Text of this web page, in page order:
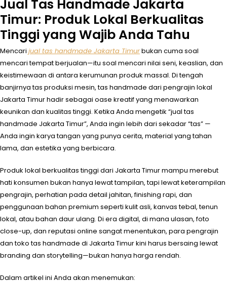
Jual Tas Handmade Jakarta
Timur: Produk Lokal Berkualitas
Tinggi yang Wajib Anda Tahu
Mencari jual tas handmade Jakarta Timurbukan cuma soal
mencari tempat berjualan—itu soal mencari nilai seni, keaslian, dan
keistimewaan di antara kerumunan produk massal. Di tengah
banjirnya tas produksi mesin, tas handmade dari pengrajin lokal
Jakarta Timur hadir sebagai oase kreatif yang menawarkan
keunikan dan kualitas tinggi. Ketika Anda mengetik “jual tas
handmade Jakarta Timur”, Anda ingin lebih dari sekadar “tas” —
Anda ingin karya tangan yang punya cerita, material yang tahan
lama, dan estetika yang berbicara.
Produk lokal berkualitas tinggi dari Jakarta Timur mampu merebut
hati konsumen bukan hanya lewat tampilan, tapi lewat keterampilan
pengrajin, perhatian pada detail jahitan, finishing rapi, dan
penggunaan bahan premium seperti kulit asli, kanvas tebal, tenun
lokal, atau bahan daur ulang. Di era digital, di mana ulasan, foto
close-up, dan reputasi online sangat menentukan, para pengrajin
dan toko tas handmade di Jakarta Timur kini harus bersaing lewat
branding dan storytelling—bukan hanya harga rendah.
Dalam artikel ini Anda akan menemukan: